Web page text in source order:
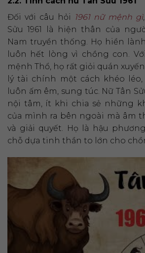
Đối với câu hỏi
1961 nữ mệnh gì
Sửu 1961 là hiện thân của
Nam truyền thống. Họ hiền
luôn hết lòng vì chồng con.
mệnh Thổ, họ rất giỏi quán
lý tài chính một cách khéo
luôn ấm êm, sung túc. Nữ Tân
nội tâm, ít khi chia sẻ những
của mình ra bên ngoài mà âm
và giải quyết. Họ là hậu
chỗ dựa tinh thần to lớn cho